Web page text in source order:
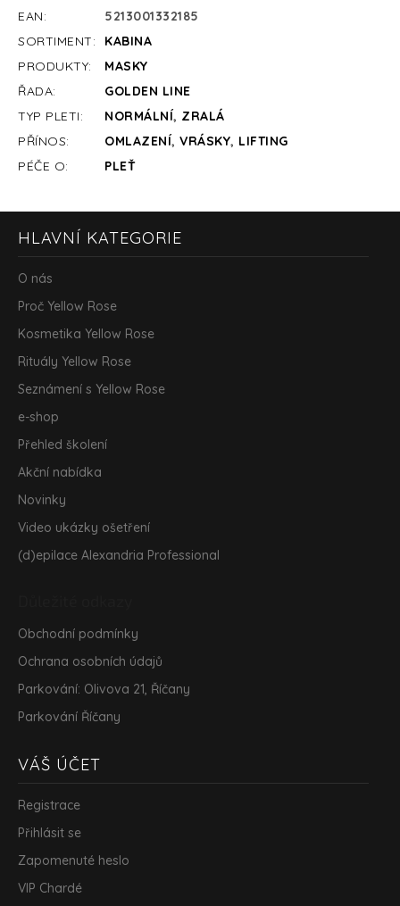
EAN:
5213001332185
SORTIMENT:
KABINA
PRODUKTY:
MASKY
ŘADA:
GOLDEN LINE
TYP PLETI: NORMÁLNÍ, ZRALÁ
PŘÍNOS: OMLAZENÍ, VRÁSKY, LIFTING
PÉČE O: PLEŤ
HLAVNÍ KATEGORIE
O nás
Proč Yellow Rose
Kosmetika Yellow Rose
Rituály Yellow Rose
Seznámení s Yellow Rose
e-shop
Přehled školení
Akční nabídka
Novinky
Video ukázky ošetření
(d)epilace Alexandria Professional
Obchodní podmínky
Ochrana osobních údajů
Parkování: Olivova 21, Říčany
Parkování Říčany
VÁŠ ÚČET
Registrace
Přihlásit se
Zapomenuté heslo
VIP Chardé